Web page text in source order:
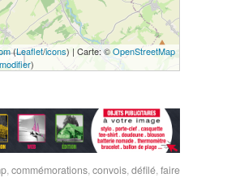
(Leaflet/icons) | Carte: ©OpenStreetMap
modifier)
,commémorations,convois,défilé,faire